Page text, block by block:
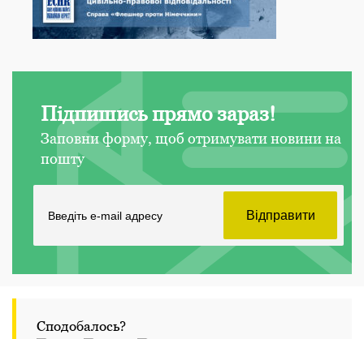
Підпишись прямо зараз!
Заповни форму, щоб отримувати новини на
пошту
Сподобалось?